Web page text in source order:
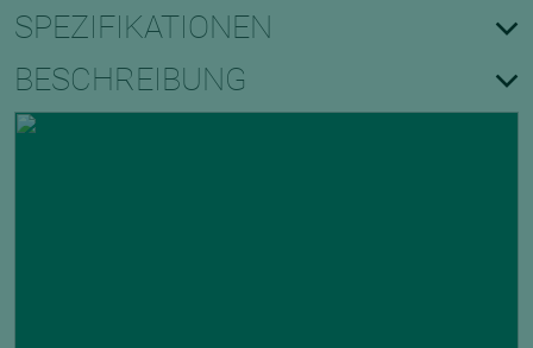
SPEZIFIKATIONEN
BESCHREIBUNG